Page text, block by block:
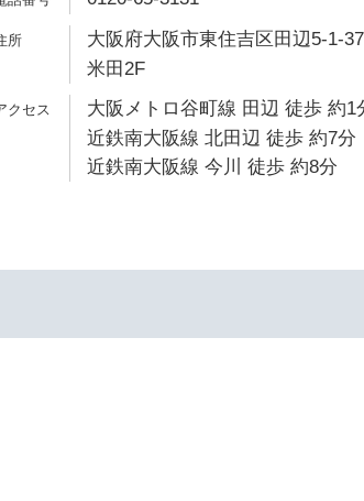
大阪府大阪市東住吉区田辺5-1-
米田2F
大阪メトロ谷町線 田辺 徒歩 約1
近鉄南大阪線 北田辺 徒歩 約7分
近鉄南大阪線 今川 徒歩 約8分